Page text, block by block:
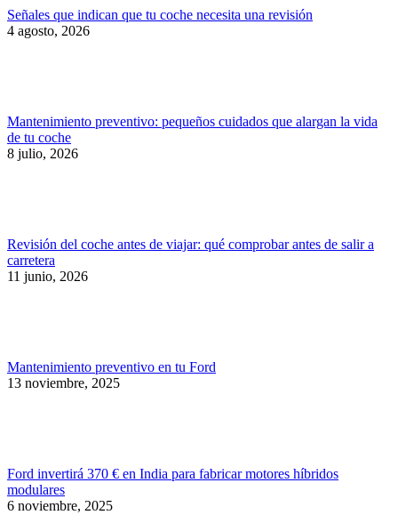
Señales que indican que tu coche necesita una revisión
4 agosto, 2026
Mantenimiento preventivo: pequeños cuidados que alargan la vida
de tu coche
8 julio, 2026
Revisión del coche antes de viajar: qué comprobar antes de salir a
carretera
11 junio, 2026
Mantenimiento preventivo en tu Ford
13 noviembre, 2025
Ford invertirá 370 € en India para fabricar motores híbridos
modulares
6 noviembre, 2025